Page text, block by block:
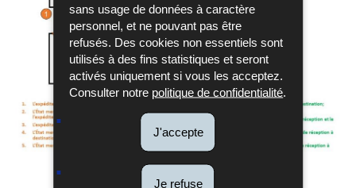
sans usage de données à caractère
personnel, et ne pouvant pas être
refusés. Des cookies non essentiels sont
utilisés à des fins statistiques et seront
activés uniquement si vous les acceptez.
Consulter notre politique de confidentialité.
J'accepte
Je refuse